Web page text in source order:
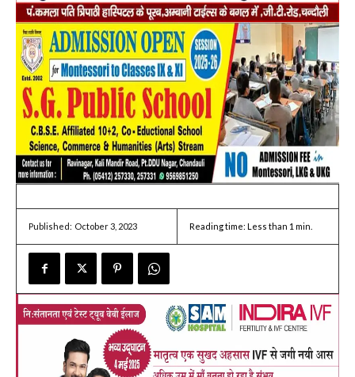
Published: October 3, 2023 Reading time: Less than 1 min.